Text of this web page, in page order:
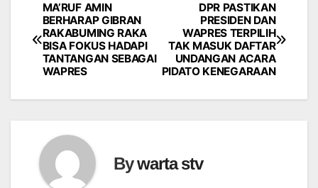
Navigasi
pos
DPR PASTIKAN
PRESIDEN DAN
WAPRES TERPILIH
TAK MASUK DAFTAR
UNDANGAN ACARA
PIDATO KENEGARAAN
MA’RUF AMIN
BERHARAP GIBRAN
RAKABUMING RAKA
BISA FOKUS HADAPI
TANTANGAN SEBAGAI
WAPRES
Bywarta stv